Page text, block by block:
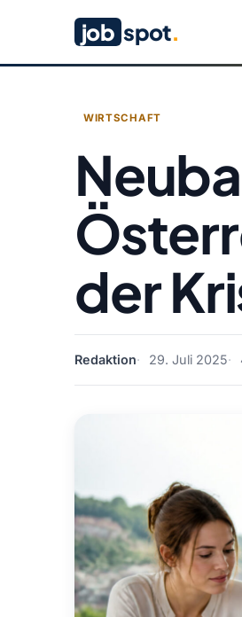
job spot.
WIRTSCHAFT
der
Redaktion 29. Juli 2025